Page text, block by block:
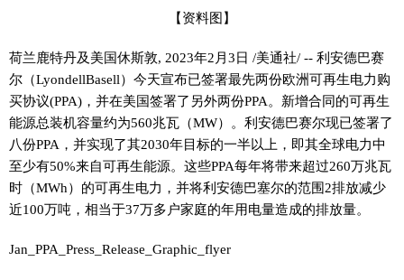
【资料图】
荷兰鹿特丹及美国休斯敦, 2023年2月3日 /美通社/ -- 利安德巴赛
尔（LyondellBasell）今天宣布已签署最先两份欧洲可再生电力购
买协议(PPA)，并在美国签署了另外两份PPA。新增合同的可再生
能源总装机容量约为560兆瓦（MW）。利安德巴赛尔现已签署了
八份PPA，并实现了其2030年目标的一半以上，即其全球电力中
至少有50%来自可再生能源。这些PPA每年将带来超过260万兆瓦
时（MWh）的可再生电力，并将利安德巴塞尔的范围2排放减少
近100万吨，相当于37万多户家庭的年用电量造成的排放量。
Jan_PPA_Press_Release_Graphic_flyer